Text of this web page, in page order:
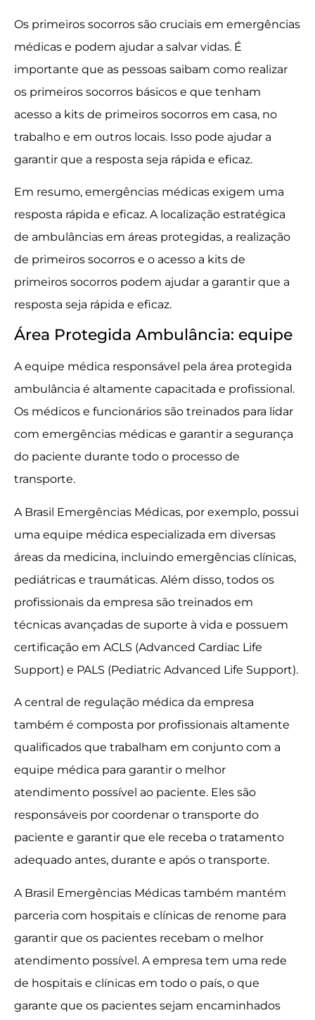
Os primeiros socorros são cruciais em emergências
médicas e podem ajudar a salvar vidas. É
importante que as pessoas saibam como realizar
os primeiros socorros básicos e que tenham
acesso a kits de primeiros socorros em casa, no
trabalho e em outros locais. Isso pode ajudar a
garantir que a resposta seja rápida e eficaz.
Em resumo, emergências médicas exigem uma
resposta rápida e eficaz. A localização estratégica
de ambulâncias em áreas protegidas, a realização
de primeiros socorros e o acesso a kits de
primeiros socorros podem ajudar a garantir que a
resposta seja rápida e eficaz.
Área Protegida Ambulância: equipe
A equipe médica responsável pela área protegida
ambulância é altamente capacitada e profissional.
Os médicos e funcionários são treinados para lidar
com emergências médicas e garantir a segurança
do paciente durante todo o processo de
transporte.
A Brasil Emergências Médicas, por exemplo, possui
uma equipe médica especializada em diversas
áreas da medicina, incluindo emergências clínicas,
pediátricas e traumáticas. Além disso, todos os
profissionais da empresa são treinados em
técnicas avançadas de suporte à vida e possuem
certificação em ACLS (Advanced Cardiac Life
Support) e PALS (Pediatric Advanced Life Support).
A central de regulação médica da empresa
também é composta por profissionais altamente
qualificados que trabalham em conjunto com a
equipe médica para garantir o melhor
atendimento possível ao paciente. Eles são
responsáveis por coordenar o transporte do
paciente e garantir que ele receba o tratamento
adequado antes, durante e após o transporte.
A Brasil Emergências Médicas também mantém
parceria com hospitais e clínicas de renome para
garantir que os pacientes recebam o melhor
atendimento possível. A empresa tem uma rede
de hospitais e clínicas em todo o país, o que
garante que os pacientes sejam encaminhados